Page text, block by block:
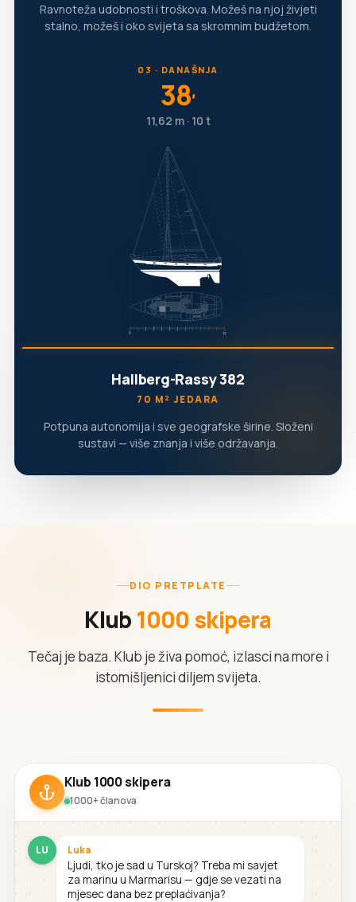
Ravnoteža udobnosti i troškova. Možeš na njoj živjeti
stalno, možeš i oko svijeta sa skromnim budžetom.
03 · DANAŠNJA
38′
11,62 m · 10 t
Hallberg-Rassy 382
70 M² JEDARA
Potpuna autonomija i sve geografske širine. Složeni
sustavi — više znanja i više održavanja.
DIO PRETPLATE
Klub 1000 skipera
Tečaj je baza. Klub je živa pomoć, izlasci na more i
istomišljenici diljem svijeta.
Klub 1000 skipera
1000+ članova
LU Luka
Ljudi, tko je sad u Turskoj? Treba mi savjet
za marinu u Marmarisu — gdje se vezati na
mjesec dana bez preplaćivanja?